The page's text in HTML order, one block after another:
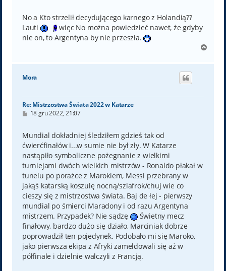
t
No a Kto strzelił decydującego karnego z Holandią??
Lauti
więc No można powiedzieć nawet, że gdyby
nie on, to Argentyna by nie przeszła.
g
Mora
Re: Mistrzostwa Świata 2022 w Katarze
P
t
18 gru 2022, 21:07
Mundial dokładniej śledziłem gdzieś tak od
ćwierćfinałów i...w sumie nie był zły. W Katarze
nastąpiło symboliczne pożegnanie z wielkimi
turniejami dwóch wielkich mistrzów - Ronaldo płakał w
tunelu po porażce z Marokiem, Messi przebrany w
jakąś katarską koszulę nocną/szlafrok/chuj wie co
cieszy się z mistrzostwa świata. Baj de łej - pierwszy
mundial po śmierci Maradony i od razu Argentyna
mistrzem. Przypadek? Nie sądzę
Świetny mecz
finałowy, bardzo dużo się działo, Marciniak dobrze
poprowadził ten pojedynek. Podobało mi się Maroko,
jako pierwsza ekipa z Afryki zameldowali się aż w
półfinale i dzielnie walczyli z Francją.